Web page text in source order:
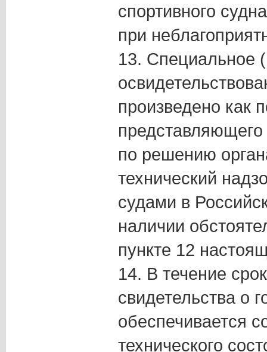
спортивного
при
13. Специальное
произведено как
представляющего
по решению
технический
судами в
наличии
пункте 12
14. В течение
свидетельства о
обеспечивается
технического